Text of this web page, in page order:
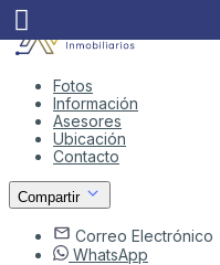
Fotos
Información
Asesores
Ubicación
Contacto
Compartir
Correo Electrónico
WhatsApp